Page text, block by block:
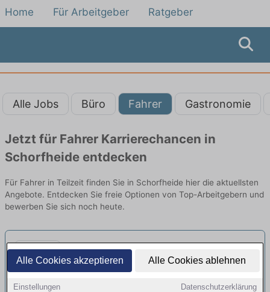
Alle Cookies akzeptieren Alle Cookies ablehnen
Einstellungen Datenschutzerklärung
Home Für Arbeitgeber Ratgeber
Alle Jobs Büro Fahrer Gastronomie
Jetzt für Fahrer Karrierechancen in
Schorfheide entdecken
Für Fahrer in Teilzeit finden Sie in Schorfheide hier die aktuellsten
Angebote. Entdecken Sie freie Optionen von Top-Arbeitgebern und
bewerben Sie sich noch heute.
Fahrer:in / Reiniger:in Carsharing
(w/m/x/d) - Vollzeit/Teilzeit neu
MILES Mobility | Berlin